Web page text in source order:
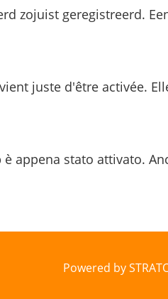
zojuist geregistreerd.
juste d'être activée.
è appena stato attivato.
Powered by